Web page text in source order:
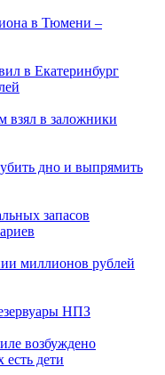
в Тюмени –
в Екатеринбург
взял в заложники
дно и выпрямить
запасов
миллионов рублей
НПЗ
возбуждено
дети